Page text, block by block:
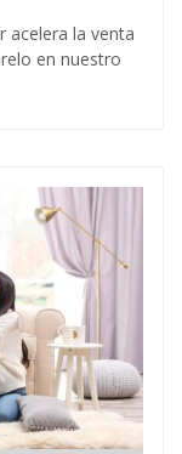
acelera la venta
en nuestro